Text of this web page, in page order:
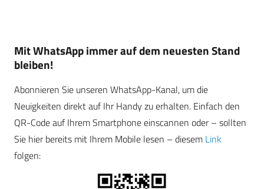
Mit WhatsApp immer auf dem neuesten Stand
bleiben!
Abonnieren Sie unseren WhatsApp-Kanal, um die
Neuigkeiten direkt auf Ihr Handy zu erhalten. Einfach den
QR-Code auf Ihrem Smartphone einscannen oder – sollten
Sie hier bereits mit Ihrem Mobile lesen – diesem Link
folgen: